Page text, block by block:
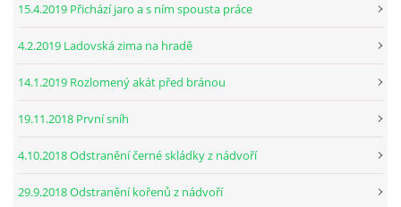
15.4.2019 Přichází jaro a s ním spousta práce
4.2.2019 Ladovská zima na hradě
14.1.2019 Rozlomený akát před bránou
19.11.2018 První sníh
4.10.2018 Odstranění černé skládky z nádvoří
29.9.2018 Odstranění kořenů z nádvoří